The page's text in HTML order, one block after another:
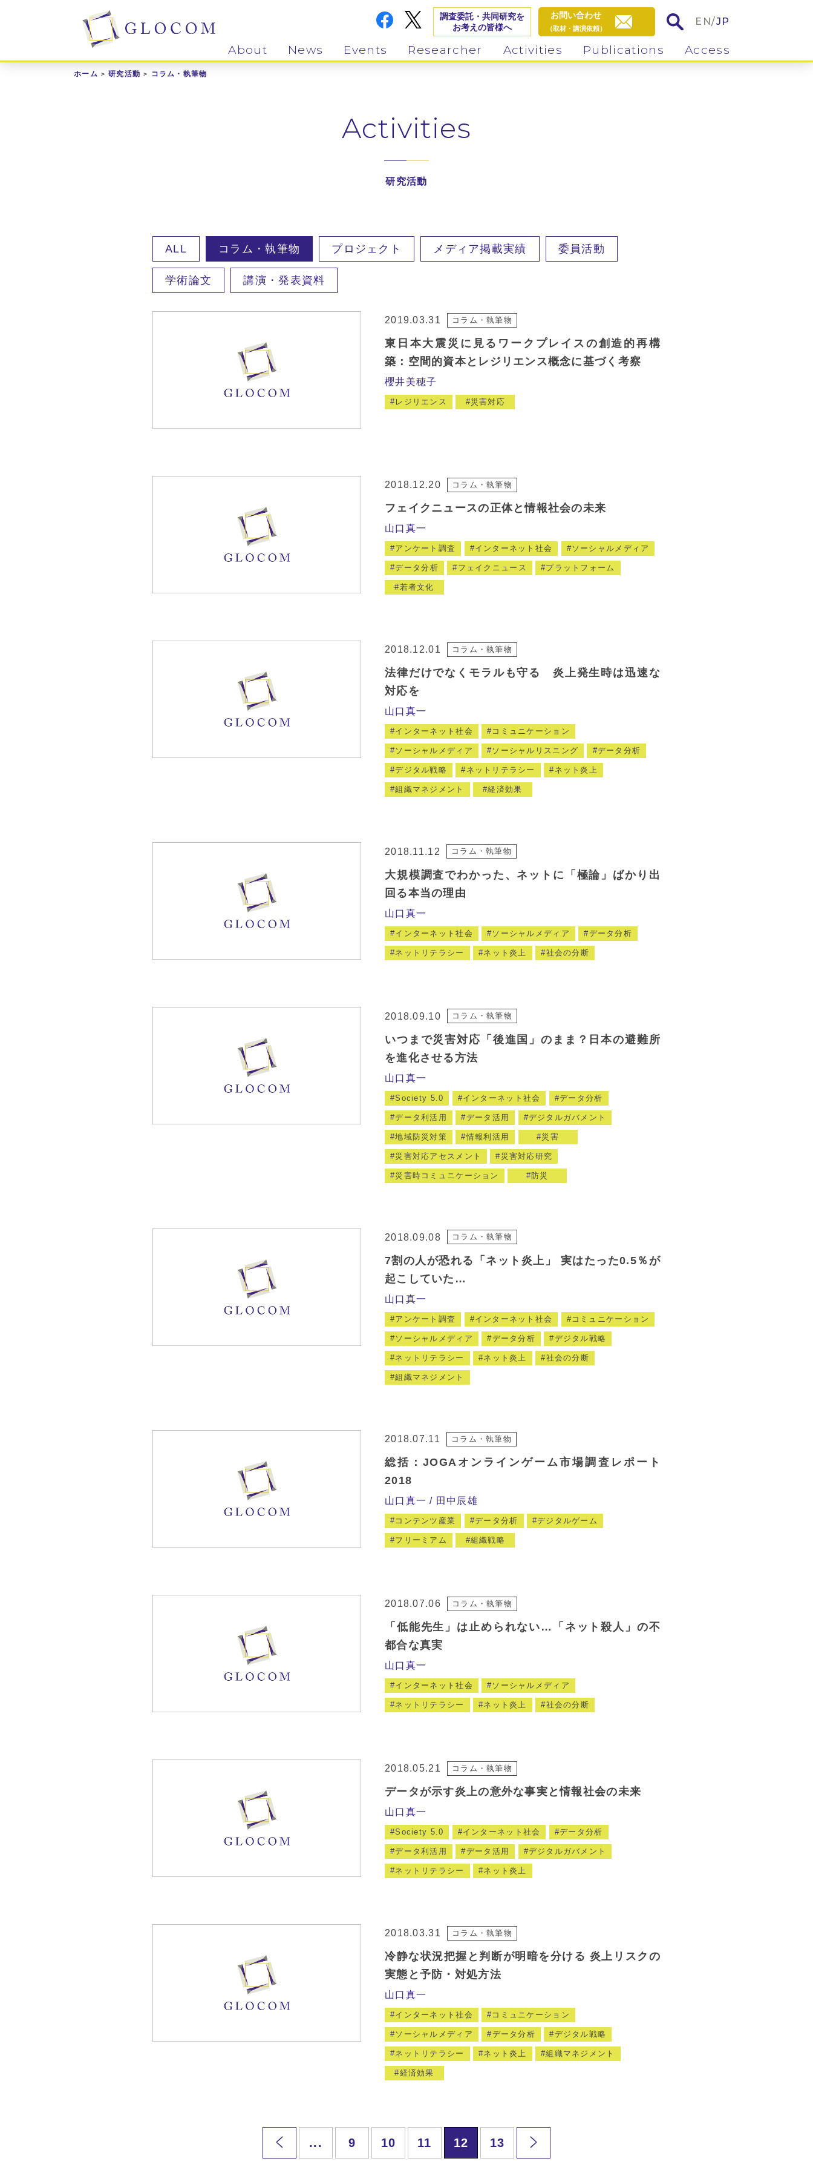
調査委託・共同研究を
お考えの皆様へ
お問い合わせ
（取材・講演依頼）
EN/JP
About News Events Researcher Activities Publications Access
ホーム 研究活動 コラム・執筆物
Activities
研究活動
ALL コラム・執筆物 プロジェクト メディア掲載実績 委員活動
学術論文 講演・発表資料
2019.03.31 コラム・執筆物
東日本大震災に見るワークプレイスの創造的再構
築：空間的資本とレジリエンス概念に基づく考察
櫻井美穂子
レジリエンス 災害対応
2018.12.20 コラム・執筆物
フェイクニュースの正体と情報社会の未来
山口真一
アンケート調査 インターネット社会 ソーシャルメディア
データ分析 フェイクニュース プラットフォーム
若者文化
2018.12.01 コラム・執筆物
法律だけでなくモラルも守る 炎上発生時は迅速な
対応を
山口真一
インターネット社会 コミュニケーション
ソーシャルメディア ソーシャルリスニング データ分析
デジタル戦略 ネットリテラシー ネット炎上
組織マネジメント 経済効果
2018.11.12 コラム・執筆物
大規模調査でわかった、ネットに「極論」ばかり出
回る本当の理由
山口真一
インターネット社会 ソーシャルメディア データ分析
ネットリテラシー ネット炎上 社会の分断
2018.09.10 コラム・執筆物
いつまで災害対応「後進国」のまま？日本の避難所
を進化させる方法
山口真一
Society 5.0 インターネット社会 データ分析
データ利活用 データ活用 デジタルガバメント
地域防災対策 情報利活用 災害
災害対応アセスメント 災害対応研究
災害時コミュニケーション 防災
2018.09.08 コラム・執筆物
7割の人が恐れる「ネット炎上」 実はたった0.5％が
起こしていた…
山口真一
アンケート調査 インターネット社会 コミュニケーション
ソーシャルメディア データ分析 デジタル戦略
ネットリテラシー ネット炎上 社会の分断
組織マネジメント
2018.07.11 コラム・執筆物
総括：JOGAオンラインゲーム市場調査レポート
2018
山口真一 田中辰雄
コンテンツ産業 データ分析 デジタルゲーム
フリーミアム 組織戦略
2018.07.06 コラム・執筆物
「低能先生」は止められない…「ネット殺人」の不
都合な真実
山口真一
インターネット社会 ソーシャルメディア
ネットリテラシー ネット炎上 社会の分断
2018.05.21 コラム・執筆物
データが示す炎上の意外な事実と情報社会の未来
山口真一
Society 5.0 インターネット社会 データ分析
データ利活用 データ活用 デジタルガバメント
ネットリテラシー ネット炎上
2018.03.31 コラム・執筆物
冷静な状況把握と判断が明暗を分ける 炎上リスクの
実態と予防・対処方法
山口真一
インターネット社会 コミュニケーション
ソーシャルメディア データ分析 デジタル戦略
ネットリテラシー ネット炎上 組織マネジメント
経済効果
... 9 10 11 12 13